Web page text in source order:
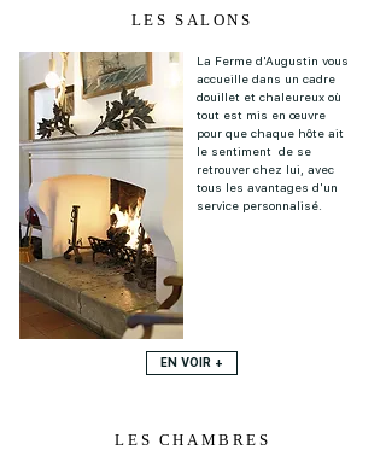
LES SALONS
La Ferme d'Augustin vous
accueille dans un cadre
douillet et chaleureux où
tout est mis en œuvre
pour que chaque hôte ait
le sentiment de se
retrouver chez lui, avec
tous les avantages d'un
service personnalisé.
EN VOIR +
LES CHAMBRES